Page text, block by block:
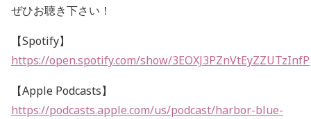
ぜひお聴き下さい！
【Spotify】
https://open.spotify.com/show/3EOXJ3PZnVtEyZZUTzInfP
【Apple Podcasts】
https://podcasts.apple.com/us/podcast/harbor-blue-